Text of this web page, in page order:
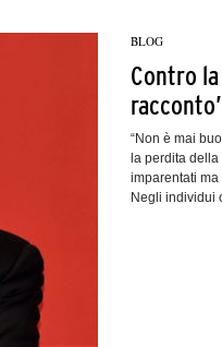
BLOG
Contro
“Non è mai
la perdita
imparentati
Negli individui